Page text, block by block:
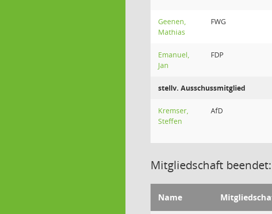
Geenen,
Mathias
FWG
Emanuel,
Jan
FDP
stellv. Ausschussmitglied
Kremser,
Steffen
AfD
Mitgliedschaft beendet:
Name